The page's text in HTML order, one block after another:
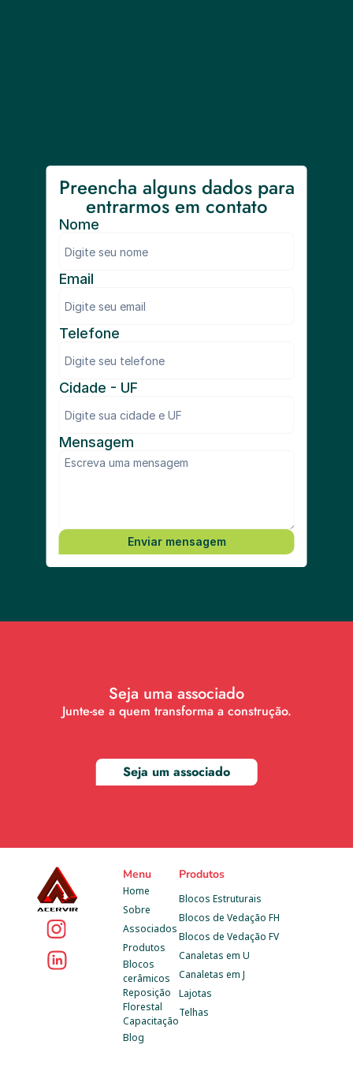
Menu
Home
Sobre
Blog
Associados
Produtos
Blocos
cerâmicos
Reposição
Florestal
Capacitação
Produtos
Blocos Estruturais
Blocos de Vedação FH
Blocos de Vedação FV
Canaletas em U
Canaletas em J
Lajotas
Telhas
Preencha alguns dados para
entrarmos em contato
Email
Telefone
Nome
Cidade - UF
Mensagem
Enviar mensagem
Seja uma associado
Junte-se a quem transforma a construção.
Seja um associado